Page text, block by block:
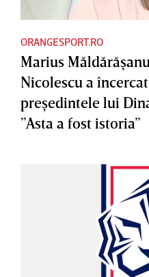
ORANGESPORT.RO
Marius
Nicolescu a
preşedintele lui
”Asta a fost istoria”